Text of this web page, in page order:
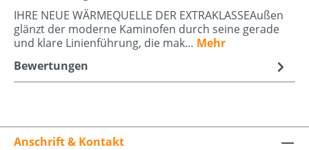
IHRE NEUE WÄRMEQUELLE DER EXTRAKLASSEAußen
glänzt der moderne Kaminofen durch seine gerade
und klare Linienführung, die mak… Mehr
Bewertungen
Anschrift & Kontakt